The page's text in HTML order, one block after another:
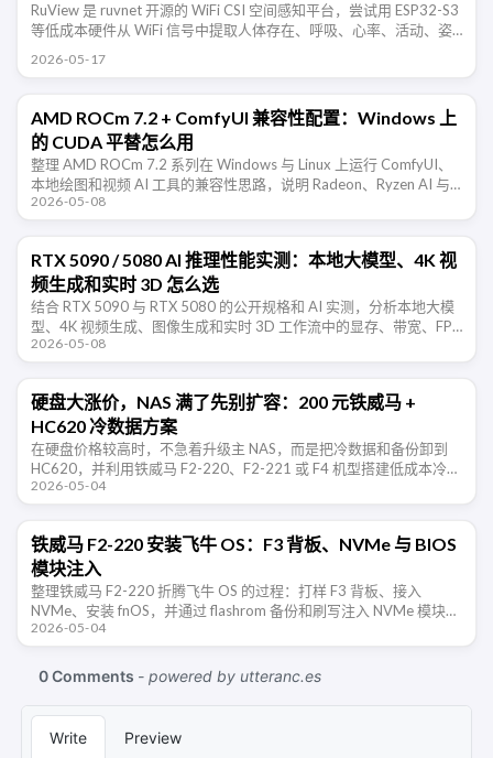
RuView 是 ruvnet 开源的 WiFi CSI 空间感知平台，尝试用 ESP32-S3
等低成本硬件从 WiFi 信号中提取人体存在、呼吸、心率、活动、姿
2026-05-17
AMD ROCm 7.2 + ComfyUI 兼容性配置：Windows 上
的 CUDA 平替怎么用
整理 AMD ROCm 7.2 系列在 Windows 与 Linux 上运行 ComfyUI、
本地绘图和视频 AI 工具的兼容性思路，说明 Radeon、Ryzen AI 与
CUDA 平替路线的取 …
2026-05-08
RTX 5090 / 5080 AI 推理性能实测：本地大模型、4K 视
频生成和实时 3D 怎么选
结合 RTX 5090 与 RTX 5080 的公开规格和 AI 实测，分析本地大模
型、4K 视频生成、图像生成和实时 3D 工作流中的显存、带宽、FP4
与软件生态取舍。
2026-05-08
硬盘大涨价，NAS 满了先别扩容：200 元铁威马 +
HC620 冷数据方案
在硬盘价格较高时，不急着升级主 NAS，而是把冷数据和备份卸到
HC620，并利用铁威马 F2-220、F2-221 或 F4 机型搭建低成本冷数
据节点。
2026-05-04
铁威马 F2-220 安装飞牛 OS：F3 背板、NVMe 与 BIOS
模块注入
整理铁威马 F2-220 折腾飞牛 OS 的过程：打样 F3 背板、接入
NVMe、安装 fnOS，并通过 flashrom 备份和刷写注入 NVMe 模块后
的 BIOS。
2026-05-04